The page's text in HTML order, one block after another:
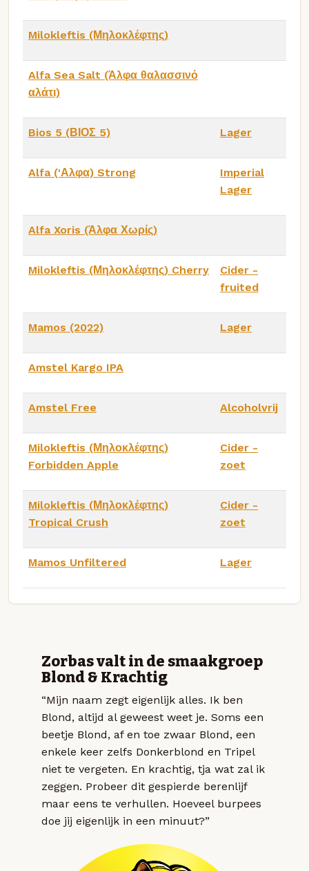
Milokleftis (Μηλοκλέφτης)
Alfa Sea Salt (Άλφα θαλασσινό
αλάτι)
Bios 5 (ΒΙΟΣ 5) Lager
Alfa ('Αλφα) Strong
Imperial
Lager
Alfa Xoris (Άλφα Χωρίς)
Milokleftis (Μηλοκλέφτης) Cherry
Cider -
fruited
Mamos (2022) Lager
Amstel Kargo IPA
Amstel Free Alcoholvrij
Milokleftis (Μηλοκλέφτης)
Forbidden Apple
Cider -
zoet
Milokleftis (Μηλοκλέφτης)
Tropical Crush
Cider -
zoet
Mamos Unfiltered Lager
Zorbas valt in de smaakgroep
Blond & Krachtig
“Mijn naam zegt eigenlijk alles. Ik ben
Blond, altijd al geweest weet je. Soms een
beetje Blond, af en toe zwaar Blond, een
enkele keer zelfs Donkerblond en Tripel
niet te vergeten. En krachtig, tja wat zal ik
zeggen. Probeer dit gespierde berenlijf
maar eens te verhullen. Hoeveel burpees
doe jij eigenlijk in een minuut?”